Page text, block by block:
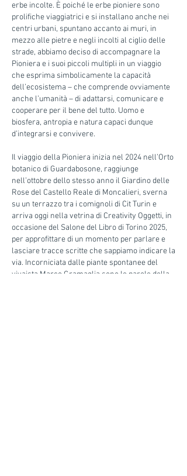
erbe incolte. È poiché le erbe pioniere sono
prolifiche viaggiatrici e si installano anche nei
centri urbani, spuntano accanto ai muri, in
mezzo alle pietre e negli incolti al ciglio delle
strade, abbiamo deciso di accompagnare la
Pioniera e i suoi piccoli multipli in un viaggio
che esprima simbolicamente la capacità
dell’ecosistema – che comprende ovviamente
anche l’umanità – di adattarsi, comunicare e
cooperare per il bene del tutto. Uomo e
biosfera, antropia e natura capaci dunque
d’integrarsi e convivere.
Il viaggio della Pioniera inizia nel 2024 nell’Orto
botanico di Guardabosone, raggiunge
nell’ottobre dello stesso anno il Giardino delle
Rose del Castello Reale di Moncalieri, sverna
su un terrazzo tra i comignoli di Cit Turin e
arriva oggi nella vetrina di Creativity Oggetti, in
occasione del Salone del Libro di Torino 2025,
per approfittare di un momento per parlare e
lasciare tracce scritte che sappiamo indicare la
via. Incorniciata dalle piante spontanee del
vivaista Marco Gramaglia sono le parole della